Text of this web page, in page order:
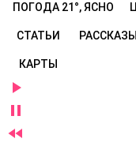
ПОГОДА 21°, ЯСНО
СТАТЬИ РАССКАЗЫ
КАРТЫ


